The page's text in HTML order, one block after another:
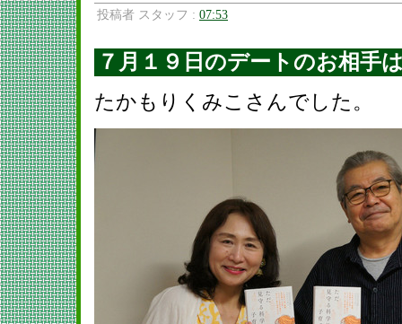
投稿者 スタッフ : 07:53
７月１９日のデートのお相手
たかもりくみこさんでした。